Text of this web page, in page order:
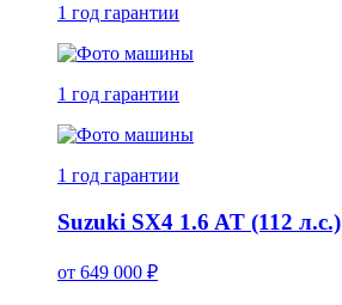
1 год гарантии
1 год гарантии
1 год гарантии
Suzuki SX4 1.6 AT (112 л.с.)
от 649 000 ₽